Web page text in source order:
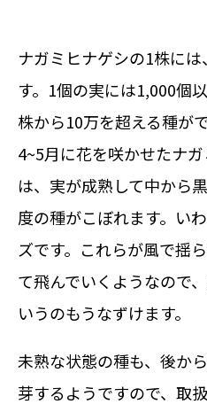
ナガミヒナゲシの1株に
す。1個の実には1,000個
株から10万を超える種が
4~5月に花を咲かせたナ
は、実が成熟して中から
度の種がこぼれます。い
ズです。これらが風で揺
て飛んでいくようなので
いうのもうなずけます。
未熟な状態の種も、後か
芽するようですので、取